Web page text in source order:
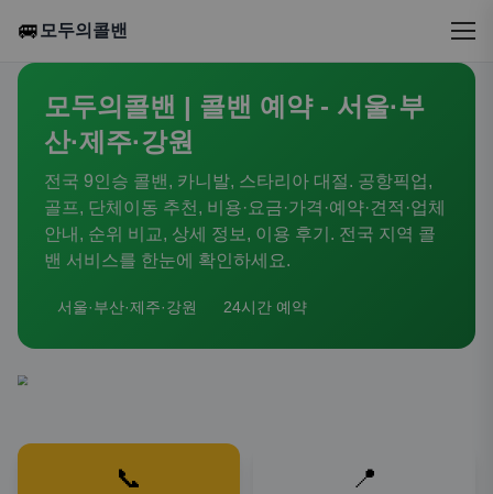
🚐 모두의콜밴
모두의콜밴 | 콜밴 예약 - 서울·부
산·제주·강원
전국 9인승 콜밴, 카니발, 스타리아 대절. 공항픽업,
골프, 단체이동 추천, 비용·요금·가격·예약·견적·업체
안내, 순위 비교, 상세 정보, 이용 후기. 전국 지역 콜
밴 서비스를 한눈에 확인하세요.
서울·부산·제주·강원 24시간 예약
📞 📍